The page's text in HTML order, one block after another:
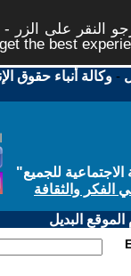
النقر على
the best
-وكالة أنباء حقوق
للجميع"
الفكر والثقافة
البديل